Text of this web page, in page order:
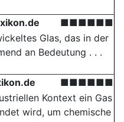
■■■■■■
Glas, das in der
an Bedeutung . . .
■■■■■■
Kontext ein Gas
wird, um chemische